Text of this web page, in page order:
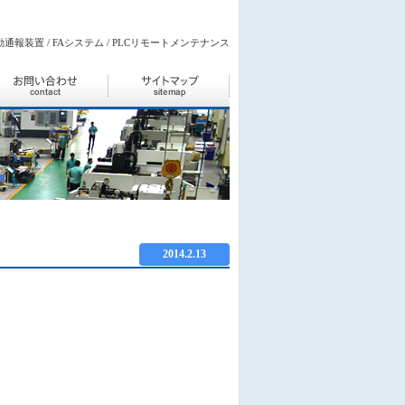
報装置 / FAシステム / PLCリモートメンテナンス
2014.2.13